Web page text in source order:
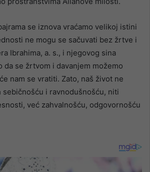
se iznova vraćamo velikoj istini
ne mogu se sačuvati bez žrtve i
Ibrahima, a. s., i njegovog sina
da se žrtvom i davanjem možemo
nam se vratiti. Zato, naš život ne
i ravnodušnošću, niti
već zahvalnošću, odgovornošću